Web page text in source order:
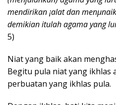
mendirikan ¡alat dan
demikian itulah agama yang
5)
Niat yang baik akan
Begitu pula niat yang ikhlas
perbuatan yang ikhlas pula.